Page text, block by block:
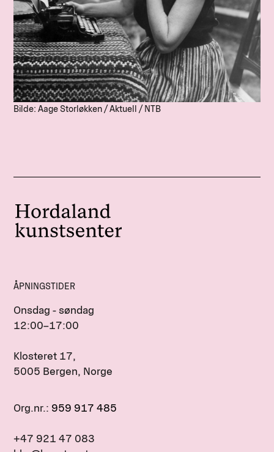
Bilde: Aage Storløkken / Aktuell / NTB
ÅPNINGSTIDER
Onsdag - søndag
12:00–17:00
Klosteret 17,
5005 Bergen, Norge
Org.nr.: 959 917 485
+47 921 47 083